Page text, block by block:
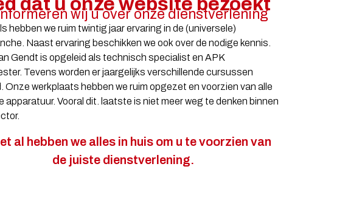
wij u over onze dienstverlening
hebben we ruim twintig jaar ervaring in de (universele)
Naast ervaring beschikken we ook over de nodige kennis.
Gendt is opgeleid als technisch specialist en APK
Tevens worden er jaargelijks verschillende cursussen
Onze werkplaats hebben we ruim opgezet en voorzien van alle
apparatuur. Vooral dit. laatste is niet meer weg te denken binnen
al hebben we alles in huis om u te voorzien van
de juiste dienstverlening.